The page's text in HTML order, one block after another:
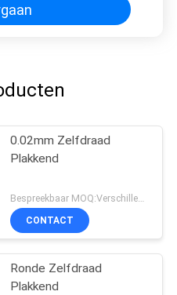
0.02mm Zelfdraad
Plakkend
Bespreekbaar MOQ:Verschillende types met differet MOQ
CONTACT
Ronde Zelfdraad
Plakkend